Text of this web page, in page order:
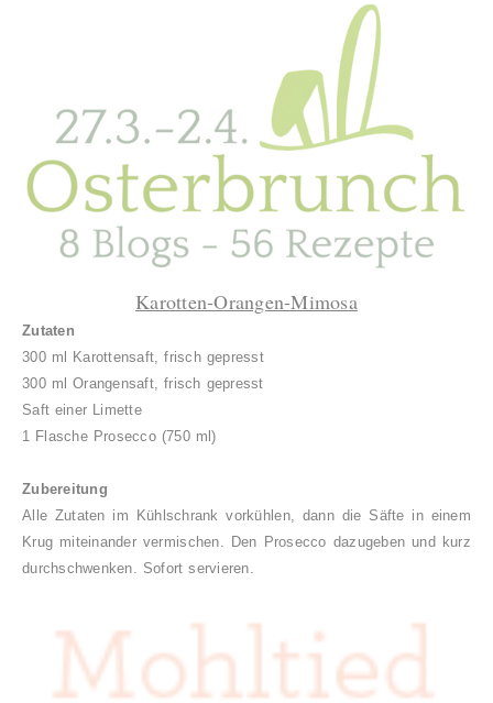
Karotten-Orangen-Mimosa
Zutaten
300 ml Karottensaft, frisch gepresst
300 ml Orangensaft, frisch gepresst
Saft einer Limette
1 Flasche Prosecco (750 ml)
Zubereitung
Alle Zutaten im Kühlschrank vorkühlen, dann die Säfte in einem
Krug miteinander vermischen. Den Prosecco dazugeben und kurz
durchschwenken. Sofort servieren.